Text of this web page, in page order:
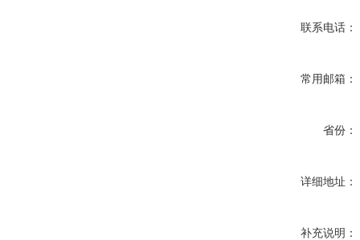
联系电话：
常用邮箱：
省份：
详细地址：
补充说明：